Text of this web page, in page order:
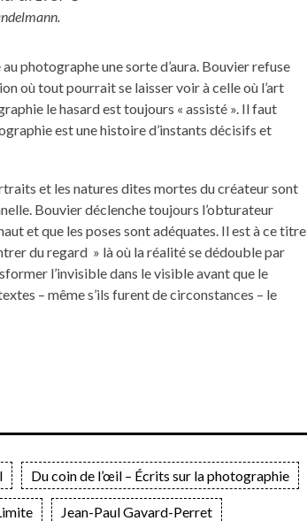
photographe une sorte d’aura. Bouvier refuse
où tout pourrait se laisser voir à celle où l’art
le hasard est toujours « assisté ». Il faut
est une histoire d’instants décisifs et
et les natures dites mortes du créateur sont
Bouvier déclenche toujours l’obturateur
et que les poses sont adéquates. Il est à ce titre
du regard » là où la réalité se dédouble par
l’invisible dans le visible avant que le
– même s’ils furent de circonstances – le
Du coin de l’œil – Écrits sur la photographie
Jean-Paul Gavard-Perret